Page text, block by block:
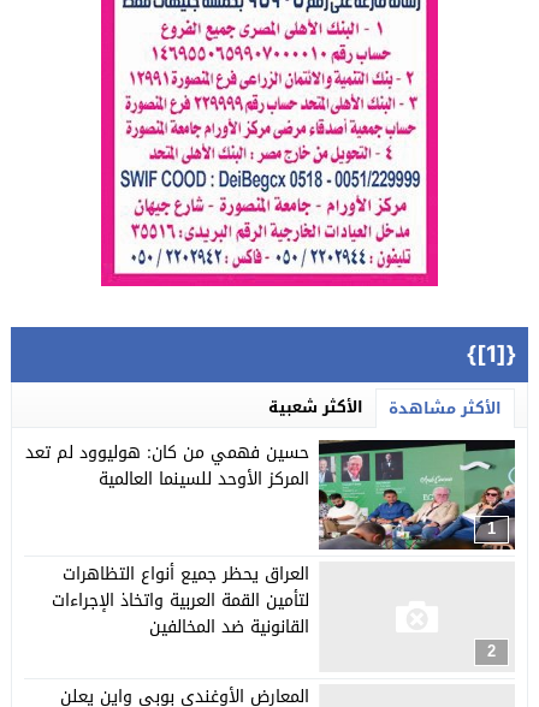
{[1]}
الأكثر مشاهدة الأكثر شعبية
1
حسين فهمي من كان: هوليوود لم تعد
المركز الأوحد للسينما العالمية
2
العراق يحظر جميع أنواع التظاهرات
لتأمين القمة العربية واتخاذ الإجراءات
القانونية ضد المخالفين
المعارض الأوغندي بوبي واين يعلن